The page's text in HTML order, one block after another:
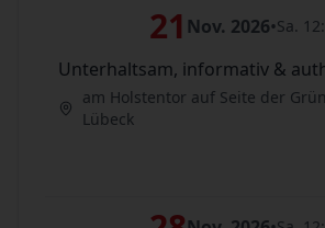
21 Nov. 2026•Sa.
Unterhaltsam, informativ &
am Holstentor auf Seite der
Lübeck